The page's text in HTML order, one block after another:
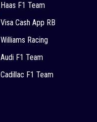
Haas F1 Team
Visa Cash App RB
Williams Racing
Audi F1 Team
Cadillac F1 Team